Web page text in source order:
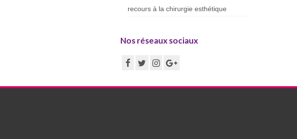
recours à la chirurgie esthétique
Nos réseaux sociaux